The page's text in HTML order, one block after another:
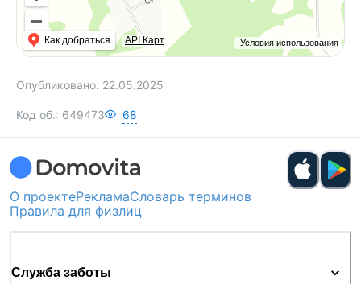
Условия использования
Как добраться API Карт
Опубликовано: 22.05.2025
Код об.: 649473 68
О проектеРекламаСловарь терминов
Правила для физлиц
Служба заботы